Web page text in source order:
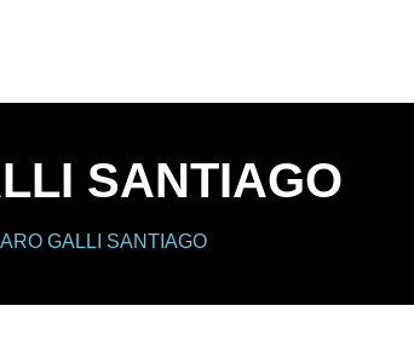
SANTIAGO
GALLI SANTIAGO